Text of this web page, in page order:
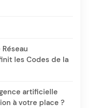
les Codes de la
artificielle
à votre place ?